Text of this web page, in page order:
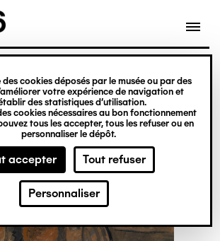
des cookies déposés par le musée ou par des
votre expérience de navigation et
des statistiques d’utilisation.
cookies nécessaires au bon fonctionnement
tous les accepter, tous les refuser ou en
personnaliser le dépôt.
accepter Tout refuser
Personnaliser